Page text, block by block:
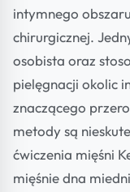
intymnego
chirurgicznej.
osobista oraz
pielęgnacji okolic
znaczącego
metody są
ćwiczenia mięśni
mięśnie dna